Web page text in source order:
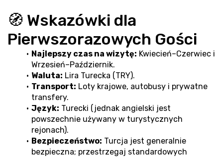
🧭 Wskazówki dla
Pierwszorazowych Gości
Najlepszy czas na wizytę: Kwiecień–Czerwiec i
Wrzesień–Październik.
Waluta: Lira Turecka (TRY).
Transport: Loty krajowe, autobusy i prywatne
transfery.
Język: Turecki (jednak angielski jest
powszechnie używany w turystycznych
rejonach).
Bezpieczeństwo: Turcja jest generalnie
bezpieczna; przestrzegaj standardowych